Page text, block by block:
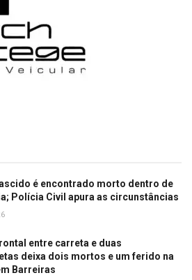
é encontrado morto dentro de
Polícia Civil apura as circunstâncias
entre carreta e duas
deixa dois mortos e um ferido na
Barreiras